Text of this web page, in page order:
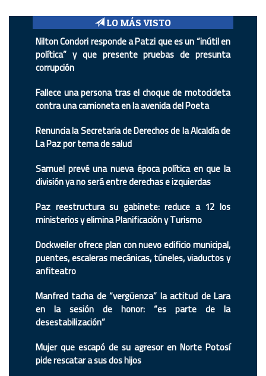
LO MÁS VISTO
Nilton Condori responde a Patzi que es un “inútil en
política” y que presente pruebas de presunta
corrupción
Fallece una persona tras el choque de motocicleta
contra una camioneta en la avenida del Poeta
Renuncia la Secretaria de Derechos de la Alcaldía de
La Paz por tema de salud
Samuel prevé una nueva época política en que la
división ya no será entre derechas e izquierdas
Paz reestructura su gabinete: reduce a 12 los
ministerios y elimina Planificación y Turismo
Dockweiler ofrece plan con nuevo edificio municipal,
puentes, escaleras mecánicas, túneles, viaductos y
anfiteatro
Manfred tacha de “vergüenza” la actitud de Lara
en la sesión de honor: “es parte de la
desestabilización”
Mujer que escapó de su agresor en Norte Potosí
pide rescatar a sus dos hijos